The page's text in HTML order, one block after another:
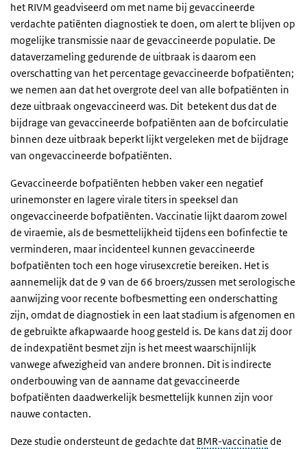
het RIVM geadviseerd om met name bij gevaccineerde
verdachte patiënten diagnostiek te doen, om alert te blijven op
mogelijke transmissie naar de gevaccineerde populatie. De
dataverzameling gedurende de uitbraak is daarom een
overschatting van het percentage gevaccineerde bofpatiënten;
we nemen aan dat het overgrote deel van alle bofpatiënten in
deze uitbraak ongevaccineerd was. Dit betekent dus dat de
bijdrage van gevaccineerde bofpatiënten aan de bofcirculatie
binnen deze uitbraak beperkt lijkt vergeleken met de bijdrage
van ongevaccineerde bofpatiënten.
Gevaccineerde bofpatiënten hebben vaker een negatief
urinemonster en lagere virale titers in speeksel dan
ongevaccineerde bofpatiënten. Vaccinatie lijkt daarom zowel
de viraemie, als de besmettelijkheid tijdens een bofinfectie te
verminderen, maar incidenteel kunnen gevaccineerde
bofpatiënten toch een hoge virusexcretie bereiken. Het is
aannemelijk dat de 9 van de 66 broers/zussen met serologische
aanwijzing voor recente bofbesmetting een onderschatting
zijn, omdat de diagnostiek in een laat stadium is afgenomen en
de gebruikte afkapwaarde hoog gesteld is. De kans dat zij door
de indexpatiënt besmet zijn is het meest waarschijnlijk
vanwege afwezigheid van andere bronnen. Dit is indirecte
onderbouwing van de aanname dat gevaccineerde
bofpatiënten daadwerkelijk besmettelijk kunnen zijn voor
nauwe contacten.
Deze studie ondersteunt de gedachte dat BMR-vaccinatie de